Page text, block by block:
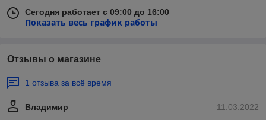
Сегодня работает с 09:00 до 16:00
Показать весь график работы
Отзывы о магазине
1 отзыва за всё время
11.03.2022
Владимир